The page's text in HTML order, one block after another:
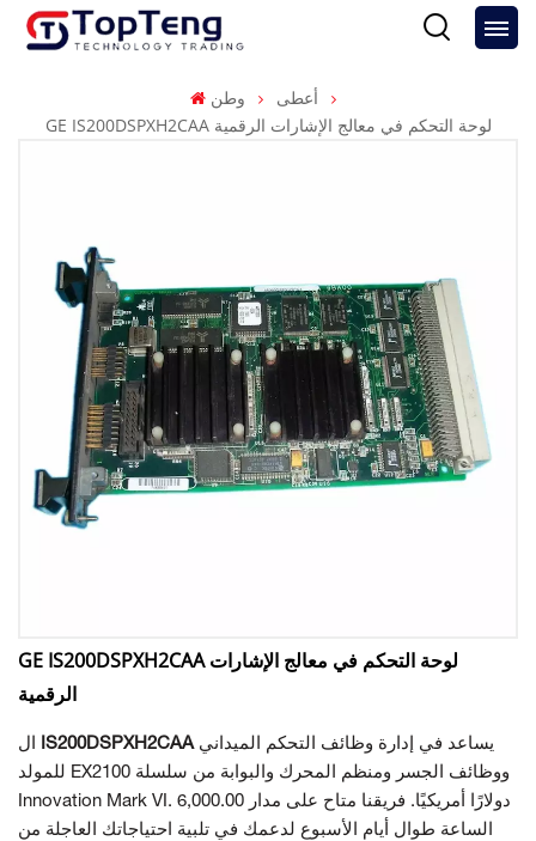
وطن
أعطى
GE IS200DSPXH2CAA لوحة التحكم في معالج الإشارات الرقمية
GE IS200DSPXH2CAA لوحة التحكم في معالج الإشارات
الرقمية
IS200DSPXH2CAAيساعد في إدارة وظائف التحكم الميداني
للمولد EX2100 ووظائف الجسر ومنظم المحرك والبوابة من سلسلة
Innovation Mark VI. 6,000.00 دولارًا أمريكيًا. فريقنا متاح على مدار
الساعة طوال أيام الأسبوع لدعمك في تلبية احتياجاتك العاجلة من